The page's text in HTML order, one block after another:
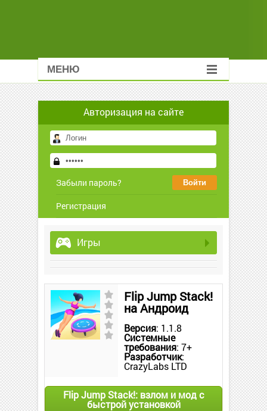
МЕНЮ
Авторизация на сайте
Забыли пароль?
Регистрация
Игры
Flip Jump Stack!
на Андроид
Версия: 1.1.8
Системные
требования: 7+
Разработчик:
CrazyLabs LTD
Flip Jump Stack!: взлом и мод с
быстрой установкой